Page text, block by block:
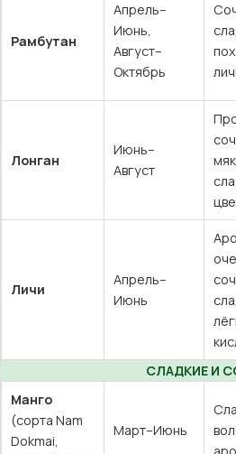
Рамбутан
Апрель–
Июнь,
Август–
Октябрь
Лонган
Июнь–
Август
Личи
Апрель–
Июнь
СЛАДКИЕ И
Манго
(сорта Nam
Dokmai,
Март–Июнь